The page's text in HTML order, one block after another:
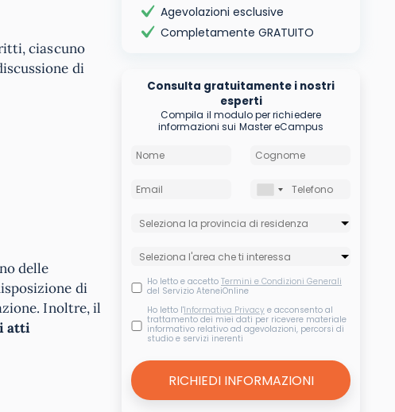
ciascuno
di
delle
di
Inoltre, il
atti
Agevolazioni esclusive
Completamente GRATUITO
Consulta gratuitamente i nostri
esperti
Compila il modulo per richiedere
informazioni sui Master eCampus
Ho letto e accetto Termini e Condizioni Generali
del Servizio AteneiOnline
Ho letto l'Informativa Privacy e acconsento al
trattamento dei miei dati per ricevere materiale
informativo relativo ad agevolazioni, percorsi di
studio e servizi inerenti